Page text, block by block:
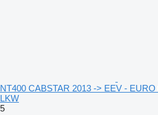
NT400 CABSTAR 2013 -> EEV -
LKW
5